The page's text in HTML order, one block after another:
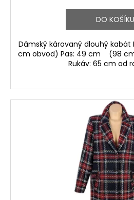
DO KOŠÍKU
Dámský károvaný dlouhý kabát
cm obvod) Pas: 49 cm (98 cm
Rukáv: 65 cm od